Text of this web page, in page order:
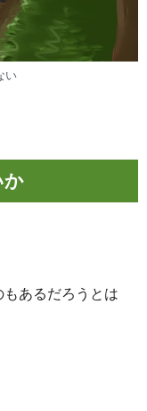
い
か
もあるだろうとは